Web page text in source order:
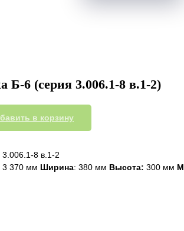
Б-6 (серия 3.006.1-8 в.1-2)
в корзину
3.006.1-8 в.1-2
3 370 мм Ширина: 380 мм Высота: 300 мм